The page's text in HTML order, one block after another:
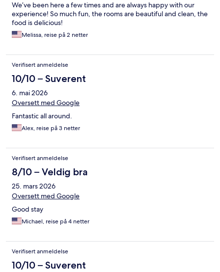
We’ve been here a few times and are always happy with our
experience! So much fun, the rooms are beautiful and clean, the
food is delicious!
Melissa, reise på 2 netter
Verifisert anmeldelse
10/10 – Suverent
6. mai 2026
Oversett med Google
Fantastic all around.
Alex, reise på 3 netter
Verifisert anmeldelse
8/10 – Veldig bra
25. mars 2026
Oversett med Google
Good stay
Michael, reise på 4 netter
Verifisert anmeldelse
10/10 – Suverent